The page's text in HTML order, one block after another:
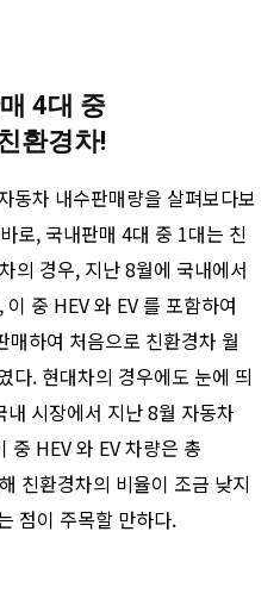
4대 중
환경차!
동차 내수판매량을 살펴보다보
로, 국내판매 4대 중 1대는 친
의 경우, 지난 8월에 국내에서
중 HEV 와 EV 를 포함하여
하여 처음으로 친환경차 월
다. 현대차의 경우에도 눈에 띄
시장에서 지난 8월 자동차
중 HEV 와 EV 차량은 총
친환경차의 비율이 조금 낮지
점이 주목할 만하다.